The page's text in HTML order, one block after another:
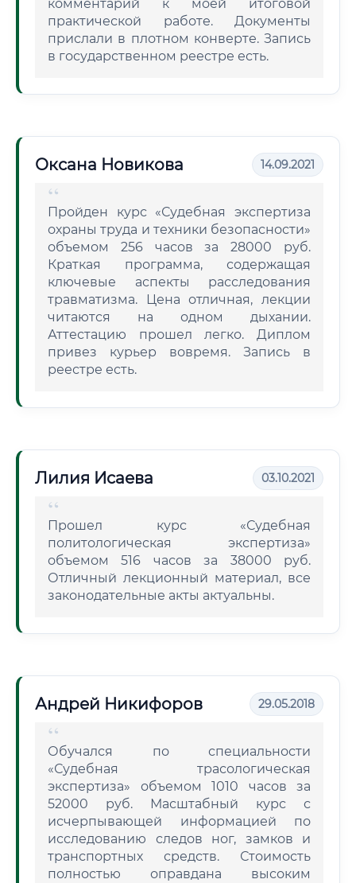
комментарий к моей итоговой
практической работе. Документы
прислали в плотном конверте. Запись
в государственном реестре есть.
Оксана Новикова 14.09.2021
Пройден курс «Судебная экспертиза
охраны труда и техники безопасности»
объемом 256 часов за 28000 руб.
Краткая программа, содержащая
ключевые аспекты расследования
травматизма. Цена отличная, лекции
читаются на одном дыхании.
Аттестацию прошел легко. Диплом
привез курьер вовремя. Запись в
реестре есть.
Лилия Исаева 03.10.2021
Прошел курс «Судебная
политологическая экспертиза»
объемом 516 часов за 38000 руб.
Отличный лекционный материал, все
законодательные акты актуальны.
Андрей Никифоров 29.05.2018
Обучался по специальности
«Судебная трасологическая
экспертиза» объемом 1010 часов за
52000 руб. Масштабный курс с
исчерпывающей информацией по
исследованию следов ног, замков и
транспортных средств. Стоимость
полностью оправдана высоким